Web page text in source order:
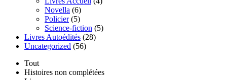
Novella (6)
Policier(5)
Science-fiction (5)
Livres Autoédités (28)
Uncategorized (56)
Tout
Histoires non complétées